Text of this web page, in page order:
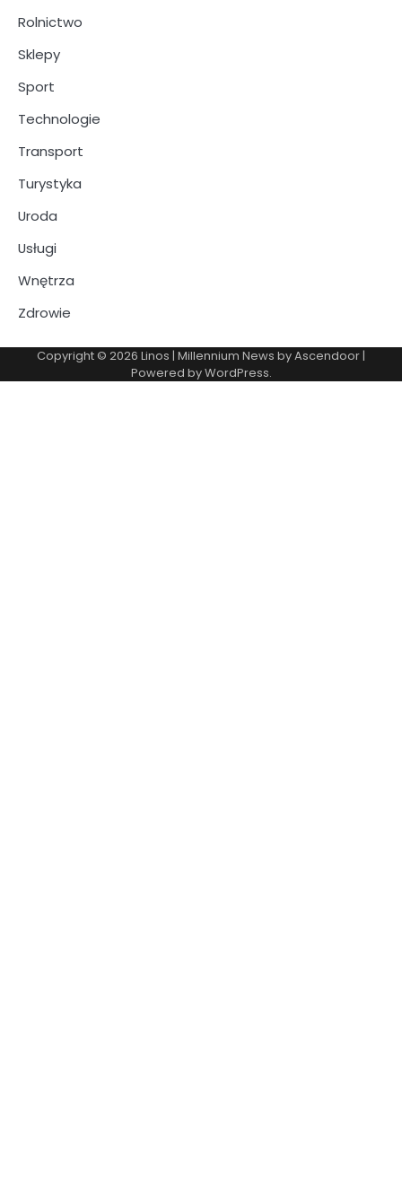
Rolnictwo
Sklepy
Sport
Technologie
Transport
Turystyka
Uroda
Usługi
Wnętrza
Zdrowie
Copyright © 2026 Linos | Millennium News byAscendoor|
Powered byWordPress.